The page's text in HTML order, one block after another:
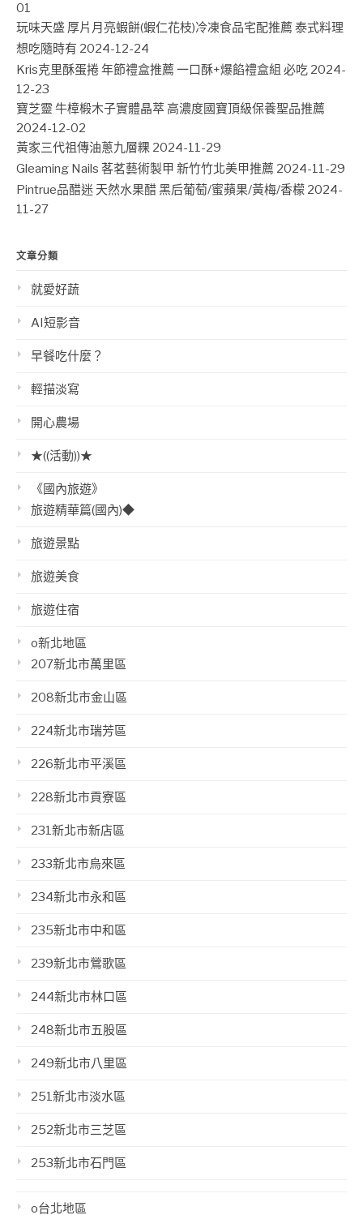
01
玩味天盛 厚片月亮蝦餅(蝦仁花枝)冷凍食品宅配推薦 泰式料理
想吃隨時有 2024-12-24
Kris克里酥蛋捲 年節禮盒推薦 一口酥+爆餡禮盒組 必吃 2024-
12-23
寶芝靈 牛樟椴木子實體晶萃 高濃度國寶頂級保養聖品推薦
2024-12-02
黃家三代祖傳油蔥九層粿 2024-11-29
Gleaming Nails 茖茗藝術製甲 新竹竹北美甲推薦 2024-11-29
Pintrue品醋迷 天然水果醋 黑后葡萄/蜜蘋果/黃梅/香檬 2024-
11-27
文章分類
就愛好蔬
AI短影音
早餐吃什麼？
輕描淡寫
開心農場
★((活動))★
《國內旅遊》
旅遊精華篇(國內)◆
旅遊景點
旅遊美食
旅遊住宿
o新北地區
207新北市萬里區
208新北市金山區
224新北市瑞芳區
226新北市平溪區
228新北市貢寮區
231新北市新店區
233新北市烏來區
234新北市永和區
235新北市中和區
239新北市鶯歌區
244新北市林口區
248新北市五股區
249新北市八里區
251新北市淡水區
252新北市三芝區
253新北市石門區
o台北地區